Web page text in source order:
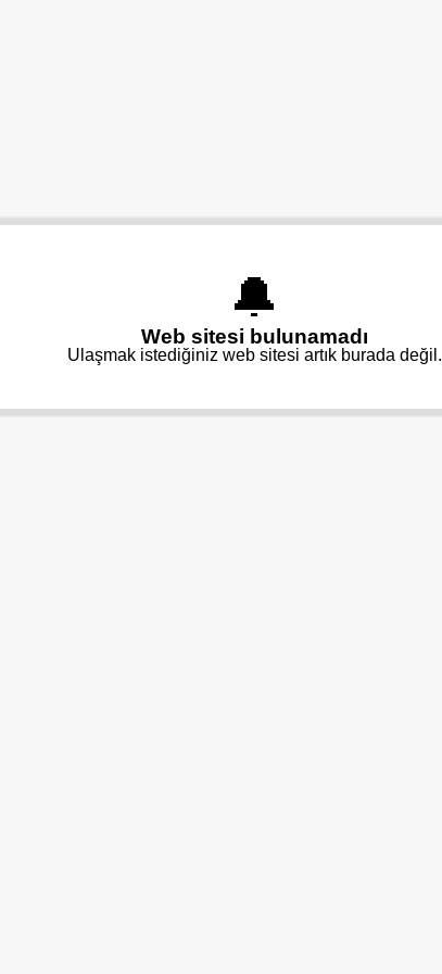
🔔
Web sitesi bulunamadı
Ulaşmak istediğiniz web sitesi artık burada değil.